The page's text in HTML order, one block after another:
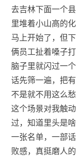
去吉林下面一个
里堆着小山高的
马上开始了，但
俩员工扯着嗓子
脑子里就闪过一
话先筛一遍，把
不是就不用这么愁
这个场景对我触
过，知道里头是
一张名单，一部
败感，真挺磨人的